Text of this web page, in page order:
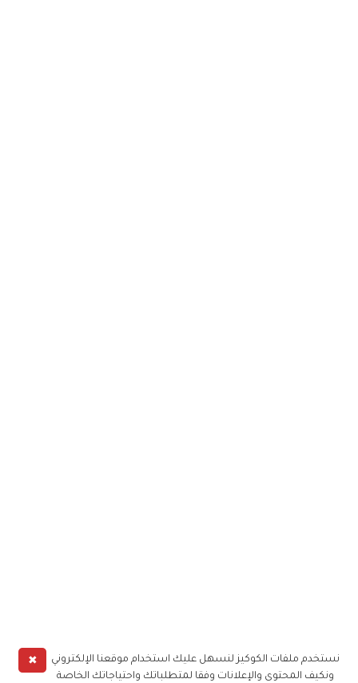
✖
نستخدم ملفات الكوكيز لنسهل عليك استخدام موقعنا الإلكتروني
ونكيف المحتوى والإعلانات وفقا لمتطلباتك واحتياجاتك الخاصة